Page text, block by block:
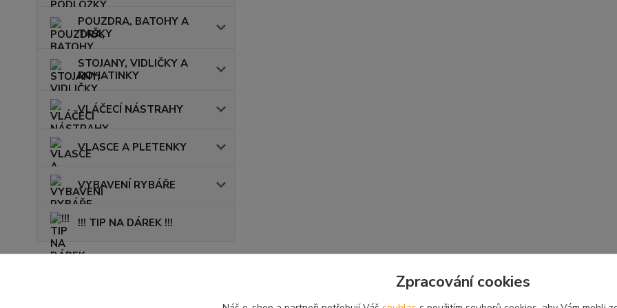
POUZDRA, BATOHY A
TAŠKY
STOJANY, VIDLIČKY A
ROHATINKY
VLÁČECÍ NÁSTRAHY
VLASCE A PLETENKY
VYBAVENÍ RYBÁŘE
!!! TIP NA DÁREK !!!
Zpracování cookies